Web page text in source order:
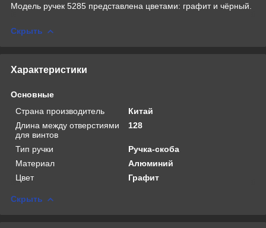
Модель ручек 5285 представлена цветами: графит и чёрный.
Скрыть
Характеристики
Основные
Страна производитель
Китай
Длина между отверстиями
для винтов
128
Тип ручки
Ручка-скоба
Материал
Алюминий
Цвет
Графит
Скрыть